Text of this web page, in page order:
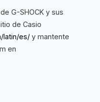
G-SHOCK y sus
de Casio
latin/es/ y mantente
en